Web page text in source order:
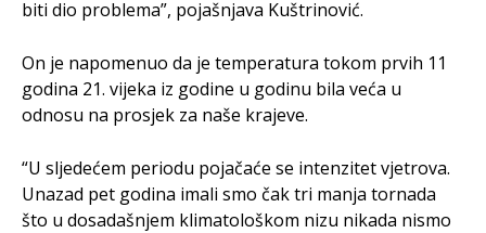
biti dio problema”, pojašnjava Kuštrinović.
On je napomenuo da je temperatura tokom prvih 11
godina 21. vijeka iz godine u godinu bila veća u
odnosu na prosjek za naše krajeve.
“U sljedećem periodu pojačaće se intenzitet vjetrova.
Unazad pet godina imali smo čak tri manja tornada
što u dosadašnjem klimatološkom nizu nikada nismo